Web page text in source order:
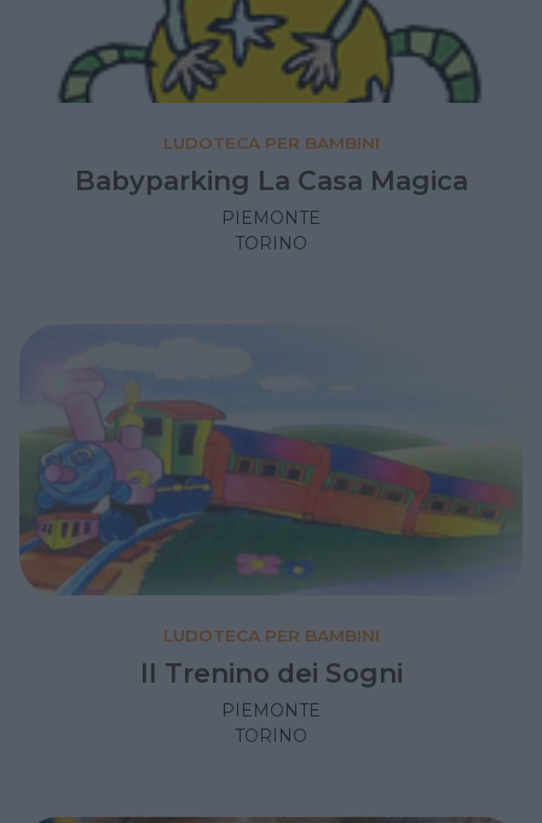
LUDOTECA PER BAMBINI
Babyparking La Casa Magica
PIEMONTE
TORINO
LUDOTECA PER BAMBINI
Il Trenino dei Sogni
PIEMONTE
TORINO